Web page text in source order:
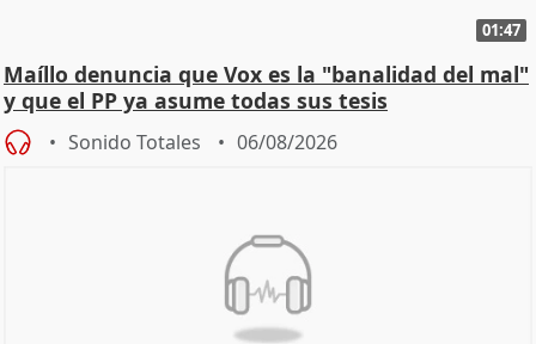
01:47
Maíllo denuncia que Vox es la "banalidad del mal"
y que el PP ya asume todas sus tesis
Sonido Totales 06/08/2026